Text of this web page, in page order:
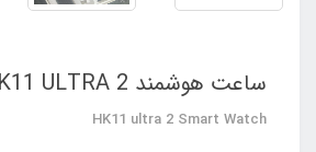
ساعت هوشمند HK11 ULTRA 2
HK11 ultra 2 Smart Watch